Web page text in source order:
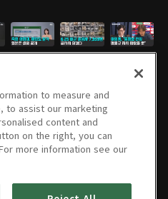
선 • 2분
8/8 YTN •
3분
8/7 채널A
• 1시간
8/7 채널A
• 2분
to measure and
to assist our marketing
content and
on the right, you can
more information see our